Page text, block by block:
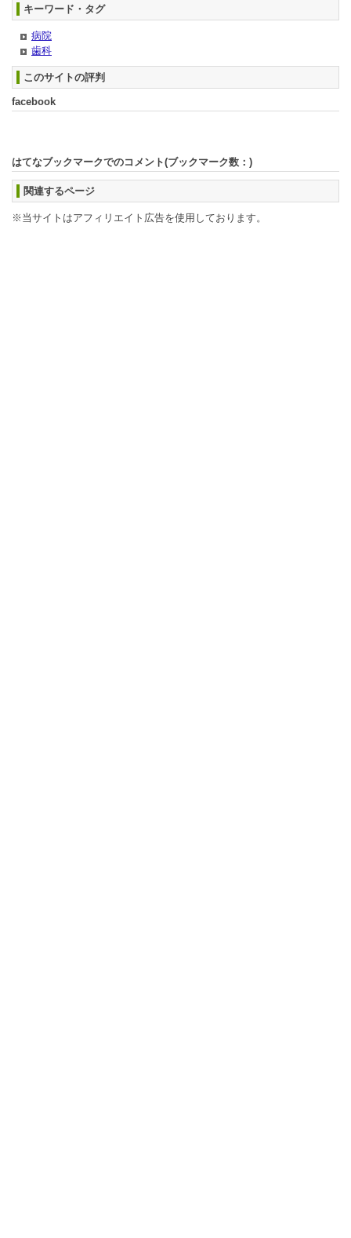
キーワード・タグ
病院
歯科
このサイトの評判
facebook
はてなブックマークでのコメント(ブックマーク数： )
関連するページ
※当サイトはアフィリエイト広告を使用しております。